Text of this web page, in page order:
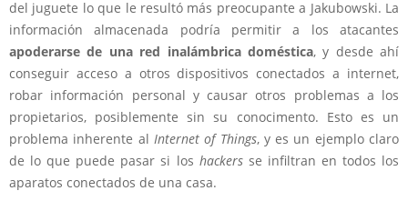
del juguete lo que le resultó más preocupante a Jakubowski. La
información almacenada podría permitir a los atacantes
apoderarse de una red inalámbrica doméstica, y desde ahí
conseguir acceso a otros dispositivos conectados a internet,
robar información personal y causar otros problemas a los
propietarios, posiblemente sin su conocimento. Esto es un
problema inherente al Internet of Things, y es un ejemplo claro
de lo que puede pasar si los hackersse infiltran en todos los
aparatos conectados de una casa.